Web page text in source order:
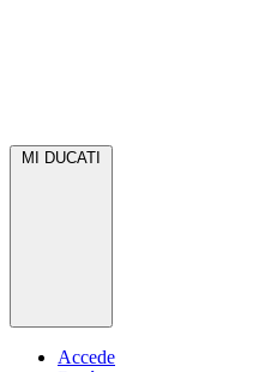
MI DUCATI
Accede